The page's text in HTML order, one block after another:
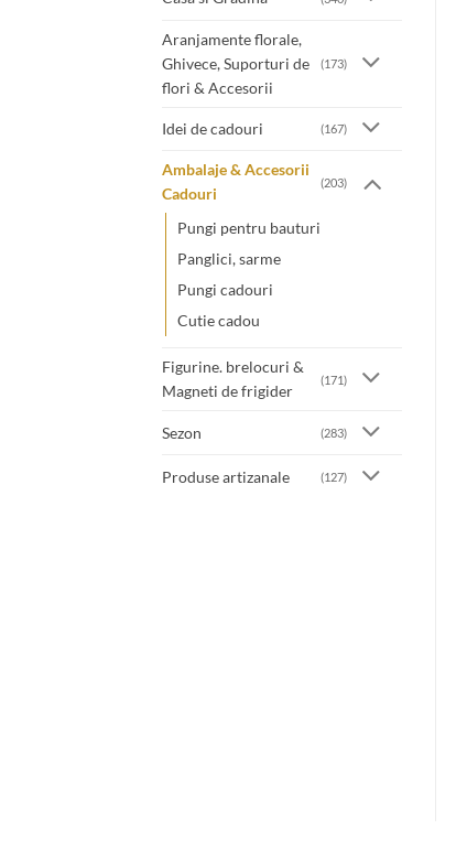
Aranjamente florale,
Ghivece, Suporturi de
flori & Accesorii
(173)
Idei de cadouri (167)
Ambalaje & Accesorii
Cadouri
(203)
Pungi pentru bauturi
Panglici, sarme
Pungi cadouri
Cutie cadou
Figurine. brelocuri &
Magneti de frigider
(171)
Sezon (283)
Produse artizanale (127)